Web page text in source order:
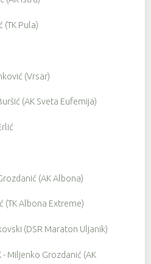
(TK Pula)
(Vrsar)
(AK Sveta Eufemija)
(AK Albona)
(TK Albona Extreme)
(DSR Maraton Uljanik)
- Miljenko Grozdanić (AK